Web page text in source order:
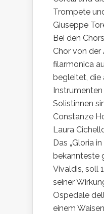
Trompete
Giuseppe
Bei den
Chor von der
filarmonica
begleitet, die
Solistinnen
Constanze
Laura
Das „Gloria
bekannteste
Vivaldis, soll
seiner
Ospedale
einem